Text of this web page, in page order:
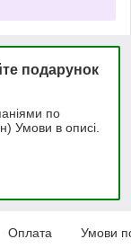
подарунок
по
Умови в описі.
Оплата Умови